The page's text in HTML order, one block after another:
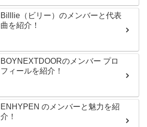
Billlie（ビリー）のメンバーと代表
曲を紹介！
BOYNEXTDOORのメンバー プロ
フィールを紹介！
ENHYPEN のメンバーと魅力を紹
介！